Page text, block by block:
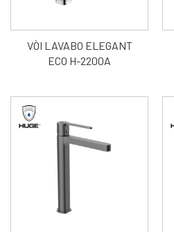
VÒI LAVABO ELEGANT
ECO H-2200A